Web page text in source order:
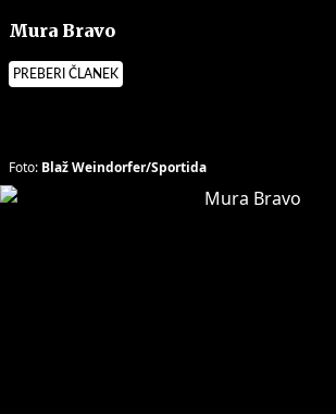
Mura Bravo
PREBERI ČLANEK
Foto: Blaž Weindorfer/Sportida